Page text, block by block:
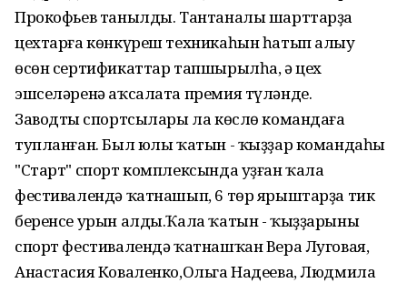
Прокофьев танылды. Тантаналы шарттарҙа
цехтарға көнкүреш техникаһын һатып алыу
өсөн сертификаттар тапшырылһа, ә цех
эшселәренә аҡсалата премия түләнде.
Заводтың спортсылары ла көслө командаға
тупланған. Был юлы ҡатын - ҡыҙҙар командаһы
"Старт" спорт комплексында уҙған ҡала
фестивалендә ҡатнашып, 6 төр ярыштарҙа тик
беренсе урын алды.Ҡала ҡатын - ҡыҙҙарының
спорт фестивалендә ҡатнашҡан Вера Луговая,
Анастасия Коваленко,Ольга Надеева, Людмила